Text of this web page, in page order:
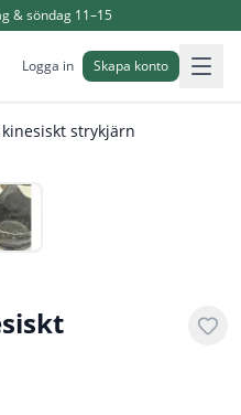
& söndag 11–15
Logga in Skapa konto
strykjärn